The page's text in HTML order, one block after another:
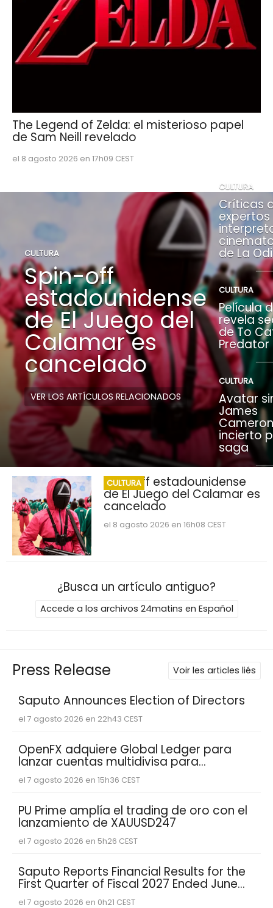
The Legend of Zelda: el misterioso papel
de Sam Neill revelado
el 8 agosto 2026 en 17h09 CEST
CULTURA
Spin-off
estadounidense
de El Juego del
Calamar es
cancelado
VER LOS ARTÍCULOS RELACIONADOS
CULTURA
Críticas
expertos
de La
CULTURA
Película
revela
de To
Predator
CULTURA
Avatar
James
incierto
saga
CULTURA
Spin-off estadounidense
de El Juego del Calamar es
cancelado
el 8 agosto 2026 en 16h08 CEST
¿Busca un artículo antiguo?
Accede a los archivos 24matins en Español
Press Release Voir les articles liés
Saputo Announces Election of Directors
el 7 agosto 2026 en 22h43 CEST
OpenFX adquiere Global Ledger para
lanzar cuentas multidivisa para
empresas fintech
el 7 agosto 2026 en 15h36 CEST
PU Prime amplía el trading de oro con el
lanzamiento de XAUUSD247
el 7 agosto 2026 en 5h26 CEST
Saputo Reports Financial Results for the
First Quarter of Fiscal 2027 Ended June
30, 2026
el 7 agosto 2026 en 0h21 CEST